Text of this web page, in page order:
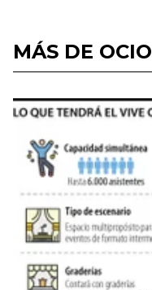
MÁS DE OCIO